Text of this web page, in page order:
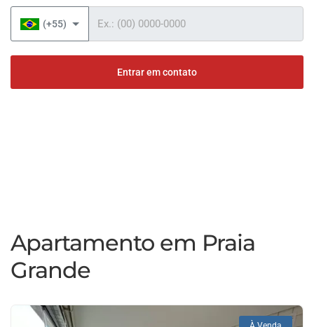
(+55)
Entrar em contato
Apartamento em Praia
Grande